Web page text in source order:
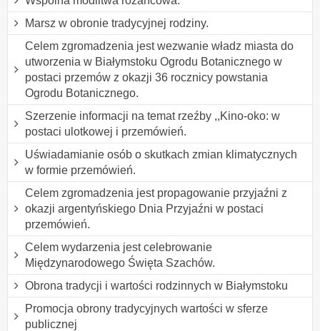
Marsz w obronie tradycyjnej rodziny.
Celem zgromadzenia jest wezwanie władz miasta do
utworzenia w Białymstoku Ogrodu Botanicznego w
postaci przemów z okazji 36 rocznicy powstania
Ogrodu Botanicznego.
Szerzenie informacji na temat rzeźby ,,Kino-oko: w
postaci ulotkowej i przemówień.
Uświadamianie osób o skutkach zmian klimatycznych
w formie przemówień.
Celem zgromadzenia jest propagowanie przyjaźni z
okazji argentyńskiego Dnia Przyjaźni w postaci
przemówień.
Celem wydarzenia jest celebrowanie
Międzynarodowego Święta Szachów.
Obrona tradycji i wartości rodzinnych w Białymstoku
Promocja obrony tradycyjnych wartości w sferze
publicznej